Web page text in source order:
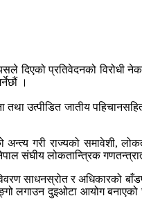
प्रतिवेदनको विरोधी
।
तथा उत्पीडित जातीय
गरी राज्यको समावेशी,
संघीय लोकतान्त्रिक
साधनस्रोत र अधिकारको
लगाउन दुइओटा आयोग